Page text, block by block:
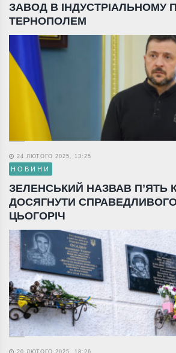
ЗАВОД В ІНДУСТРІАЛЬНОМУ
ТЕРНОПОЛЕМ
24 ЛЮТОГО 2025, 13:25
НОВИНИ
ЗЕЛЕНСЬКИЙ НАЗВАВ П’ЯТЬ
ДОСЯГНУТИ
ЦЬОГОРІЧ